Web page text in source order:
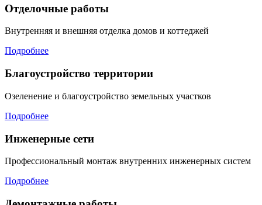
Отделочные работы
Внутренняя и внешняя отделка домов и коттеджей
Подробнее
Благоустройство территории
Озеленение и благоустройство земельных участков
Подробнее
Инженерные сети
Профессиональный монтаж внутренних инженерных систем
Подробнее